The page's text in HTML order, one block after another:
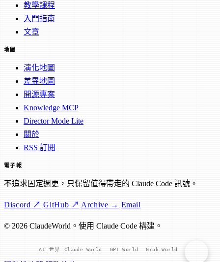
教學課程
入門指南
文章
地圖
演化地圖
差異地圖
開源專案
Knowledge MCP
Director Mode Lite
關於
RSS 訂閱
電子報
不追求固定週更，只保留值得帶走的 Claude Code 訊號。
Discord ↗ GitHub ↗ Archive → Email
© 2026 ClaudeWorld。使用 Claude Code 構建。
AI 世界 Claude World GPT World Grok World